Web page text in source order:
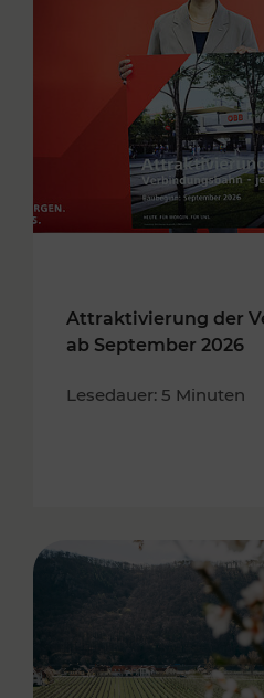
Attraktivierung der
ab September 2026
Lesedauer: 5 Minuten